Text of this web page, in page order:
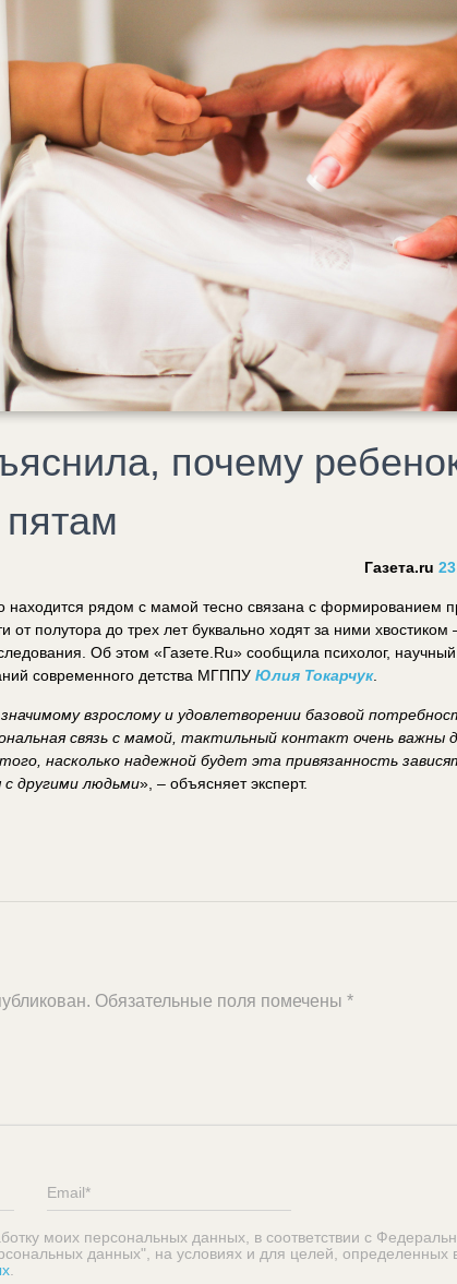
почему
Газета.ru
находится рядом с мамой тесно связана с формированием
полутора до трех лет буквально ходят за ними хвостиком
Об этом «Газете.Ru» сообщила психолог,
современного детства МГППУ Юлия Токарчук.
взрослому и удовлетворении базовой
связь с мамой, тактильный контакт очень важны
насколько надежной будет эта привязанность
другими людьми», – объясняет эксперт.
Обязательные поля помечены *
моих персональных данных, в соответствии с
данных", на условиях и для целей, определенных